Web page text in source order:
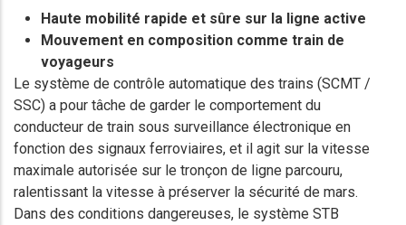
Haute mobilité rapide et sûre sur la ligne active
Mouvement en composition comme train de
voyageurs
Le système de contrôle automatique des trains (SCMT /
SSC) a pour tâche de garder le comportement du
conducteur de train sous surveillance électronique en
fonction des signaux ferroviaires, et il agit sur la vitesse
maximale autorisée sur le tronçon de ligne parcouru,
ralentissant la vitesse à préserver la sécurité de mars.
Dans des conditions dangereuses, le système STB